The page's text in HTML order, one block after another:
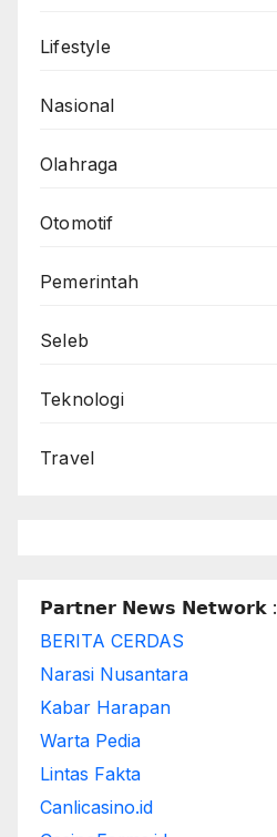
Lifestyle
Nasional
Olahraga
Otomotif
Pemerintah
Seleb
Teknologi
Travel
𝗣𝗮𝗿𝘁𝗻𝗲𝗿 𝗡𝗲𝘄𝘀 𝗡𝗲𝘁𝘄𝗼𝗿𝗸 :
BERITA CERDAS
Narasi Nusantara
Kabar Harapan
Warta Pedia
Lintas Fakta
Canlicasino.id